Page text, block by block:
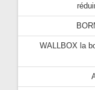
WALLBOX la